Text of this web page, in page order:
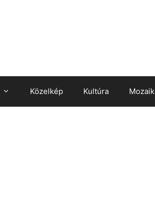
Közelkép Kultúra Mozaik